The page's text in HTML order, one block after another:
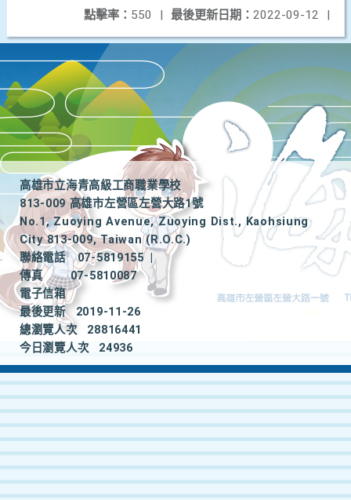
最後更新日期： 2022-09-12 |
點擊率： 550 |
高雄市立海青高級工商職業學校
813-009 高雄市左營區左營大路1號
No.1, Zuoying Avenue, Zuoying Dist., Kaohsiung
City 813-009, Taiwan (R.O.C.)
聯絡電話
07-5819155
|
傳真
07-5810087
電子信箱
最後更新
2019-11-26
總瀏覽人次
28816441
今日瀏覽人次
24936